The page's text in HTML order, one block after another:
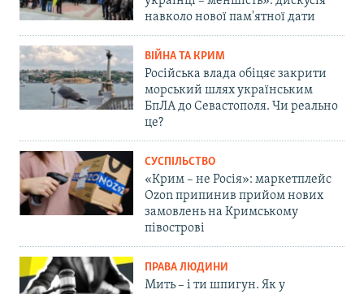
навколо нової пам'ятної дати
ВІЙНА ТА КРИМ
Російська влада обіцяє закрити
морський шлях українським
БпЛА до Севастополя. Чи реально
це?
СУСПІЛЬСТВО
«Крим – не Росія»: маркетплейс
Ozon припинив прийом нових
замовлень на Кримському
півострові
ПРАВА ЛЮДИНИ
Мить – і ти шпигун. Як у